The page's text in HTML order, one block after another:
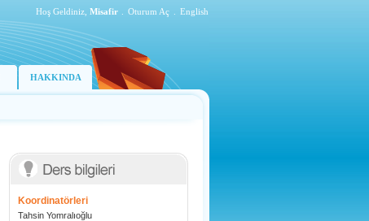
Hoş Geldiniz, Misafir Oturum Aç English
HAKKINDA
Koordinatörleri
Tahsin Yomralıoğlu